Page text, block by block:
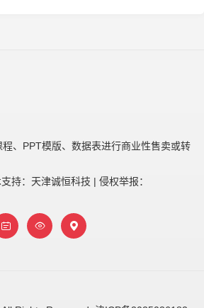
、PPT模版、数据表进行商业性售卖或转
持：天津诚恒科技 | 侵权举报：